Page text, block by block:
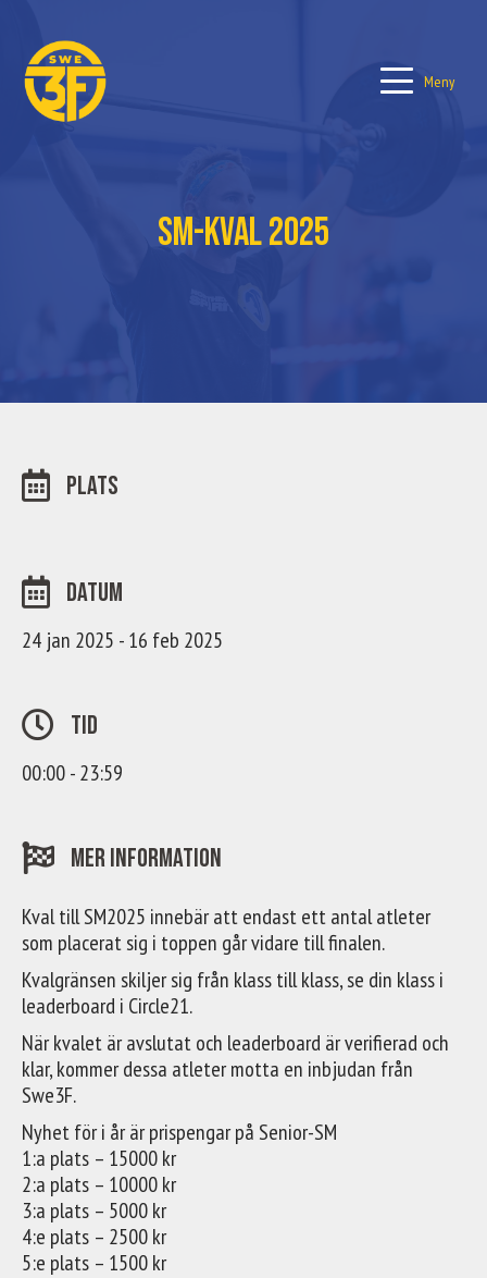
Meny
SM-kval 2025
Plats
Datum
24 jan 2025 - 16 feb 2025
Tid
00:00 - 23:59
Mer information
Kval till SM2025 innebär att endast ett antal atleter
som placerat sig i toppen går vidare till finalen.
Kvalgränsen skiljer sig från klass till klass, se din klass i
leaderboard i Circle21.
När kvalet är avslutat och leaderboard är verifierad och
klar, kommer dessa atleter motta en inbjudan från
Swe3F.
Nyhet för i år är prispengar på Senior-SM
1:a plats – 15000 kr
2:a plats – 10000 kr
3:a plats – 5000 kr
4:e plats – 2500 kr
5:e plats – 1500 kr